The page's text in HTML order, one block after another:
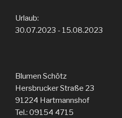
Urlaub:
30.07.2023 - 15.08.2023
Blumen Schötz
Hersbrucker Straße 23
91224 Hartmannshof
Tel.: 09154 4715